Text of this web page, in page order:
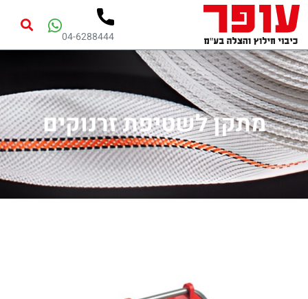
04-6288444
מתקן לשטיפת זרנוקים